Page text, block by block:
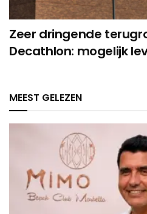
Zeer dringende
Decathlon: mogelijk
MEEST GELEZEN